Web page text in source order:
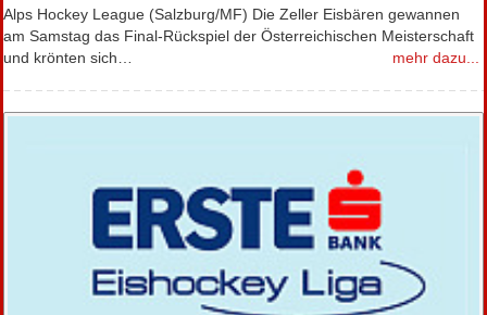
Alps Hockey League (Salzburg/MF) Die Zeller Eisbären gewannen
am Samstag das Final-Rückspiel der Österreichischen Meisterschaft
und krönten sich…
mehr dazu...